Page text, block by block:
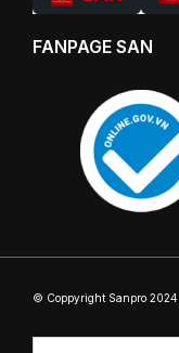
FANPAGE SAN
© Coppyright Sanpro 2024.